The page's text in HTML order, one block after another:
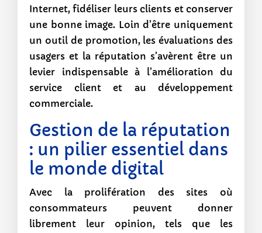
Internet, fidéliser leurs clients et conserver
une bonne image. Loin d’être uniquement
un outil de promotion, les évaluations des
usagers et la réputation s’avèrent être un
levier indispensable à l’amélioration du
service client et au développement
commerciale.
Gestion de la réputation
: un pilier essentiel dans
le monde digital
Avec la prolifération des sites où
consommateurs peuvent donner
librement leur opinion, tels que les